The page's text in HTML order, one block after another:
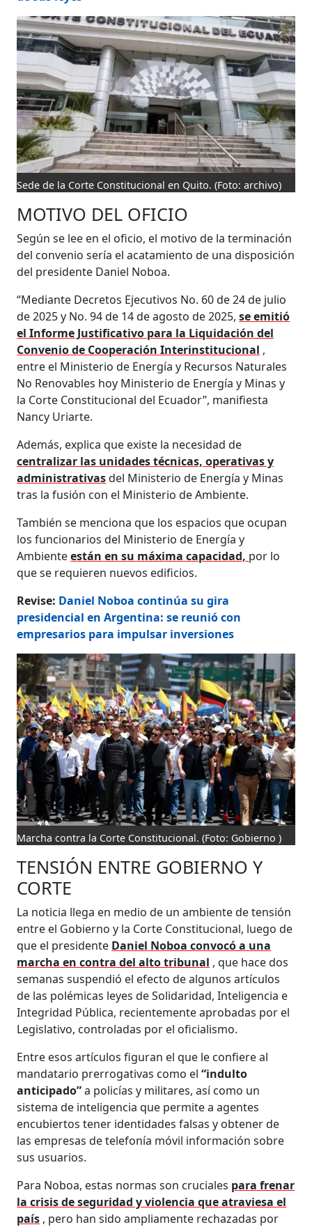
Sede de la Corte Constitucional en Quito. (Foto: archivo)
MOTIVO DEL OFICIO
Según se lee en el oficio, el motivo de la terminación
del convenio sería el acatamiento de una disposición
del presidente Daniel Noboa.
“Mediante Decretos Ejecutivos No. 60 de 24 de julio
de 2025 y No. 94 de 14 de agosto de 2025,se emitió
el Informe Justificativo para la Liquidación del
Convenio de Cooperación Interinstitucional ,
entre el Ministerio de Energía y Recursos Naturales
No Renovables hoy Ministerio de Energía y Minas y
la Corte Constitucional del Ecuador”, manifiesta
Nancy Uriarte.
Además, explica que existe la necesidad de
centralizar las unidades técnicas, operativas y
administrativasdel Ministerio de Energía y Minas
tras la fusión con el Ministerio de Ambiente.
También se menciona que los espacios que ocupan
los funcionarios del Ministerio de Energía y
Ambienteestán en su máxima capacidad, por lo
que se requieren nuevos edificios.
Revise: Daniel Noboa continúa su gira
presidencial en Argentina: se reunió con
empresarios para impulsar inversiones
Marcha contra la Corte Constitucional.(Foto: Gobierno )
TENSIÓN ENTRE GOBIERNO Y
CORTE
La noticia llega en medio de un ambiente de tensión
entre el Gobierno y la Corte Constitucional, luego de
que el presidente Daniel Noboa convocó a una
marcha en contra del alto tribunal , que hace dos
semanas suspendió el efecto de algunos artículos
de las polémicas leyes de Solidaridad, Inteligencia e
Integridad Pública, recientemente aprobadas por el
Legislativo, controladas por el oficialismo.
Entre esos artículos figuran el que le confiere al
mandatario prerrogativas como el“indulto
anticipado”a policías y militares, así como un
sistema de inteligencia que permite a agentes
encubiertos tener identidades falsas y obtener de
las empresas de telefonía móvil información sobre
sus usuarios.
Para Noboa, estas normas son cruciales para frenar
la crisis de seguridad y violencia que atraviesa el
país , pero han sido ampliamente rechazadas por